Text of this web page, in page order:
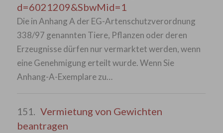
d=6021209&SbwMid=1
Die in Anhang A der EG-Artenschutzverordnung
338/97 genannten Tiere, Pflanzen oder deren
Erzeugnisse dürfen nur vermarktet werden, wenn
eine Genehmigung erteilt wurde. Wenn Sie
Anhang-A-Exemplare zu…
151. Vermietung von Gewichten
beantragen